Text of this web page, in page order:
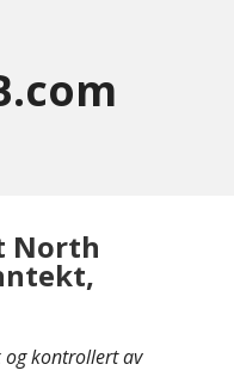
North
og kontrollert av